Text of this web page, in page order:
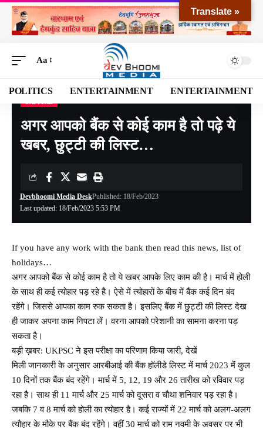
Aa
POLITICS ENTERTAINMENT ENTERTAINMENT
Devbhoomi Media>Blog>NATIONAL>CAPITAL>अगर आपको बैंक से कोई काम है तो पढ़े ये खबर, छुट्टी की लिस्ट…
अगर आपको बैंक से कोई काम है तो पढ़े ये
खबर, छुट्टी की लिस्ट…
Last updated: 18/Feb/2023 5:53 PM
Devbhoomi Media DeskPublished: 18/Feb/2023
If you have any work with the bank then read this news, list of
holidays…
अगर आपको बैंक से कोई काम है तो ये खबर आपके लिए काम की है। मार्च में होली
के साथ ही कई त्योहार पड़ रहे है। ऐसे में त्योहारों के बीच में बैंक कई दिन बंद
रहेंगे। जिससे आपका काम रुक सकता है। इसलिए बैंक में छुट्टी की लिस्ट देख
ही जाकर अपना काम निपटा लें। वरना आपको परेशानी का सामना करना पड़
सकता है।
बड़ी ख़बर: UKPSC ने इस परीक्षा का परिणाम किया जारी, देखें
मिली जानकारी के अनुसार आरबीआई की बैंक हॉलीडे लिस्ट में मार्च 2023 में कुल
10 दिनों तक बैंक बंद रहेंगे। मार्च में 5, 12, 19 और 26 तारीख को रविवार पड़
रहा है। साथ ही 11 मार्च और 25 मार्च को दूसरा व चौथा शनिवार पड़ रहा है।
जबकि 7 व 8 मार्च को होली का त्योहार है। कई राज्यों में 22 मार्च को अलग-अलग
त्यौहार के मौके पर बैंक बंद रहेंगे। वहीं 30 मार्च को राम नवमी के अवसर पर भी
Translate »